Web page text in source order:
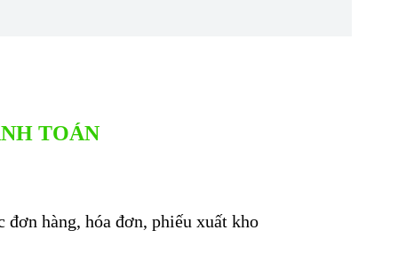
TOÁN
hàng, hóa đơn, phiếu xuất kho